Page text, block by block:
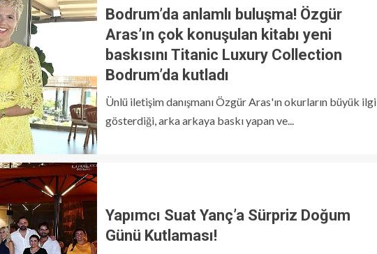
Bodrum’da anlamlı buluşma! Özgür
Aras’ın çok konuşulan kitabı yeni
baskısını Titanic Luxury Collection
Bodrum’da kutladı
Ünlü iletişim danışmanı Özgür Aras'ın okurların büyük ilgi
gösterdiği, arka arkaya baskı yapan ve...
Yapımcı Suat Yanç’a Sürpriz Doğum
Günü Kutlaması!